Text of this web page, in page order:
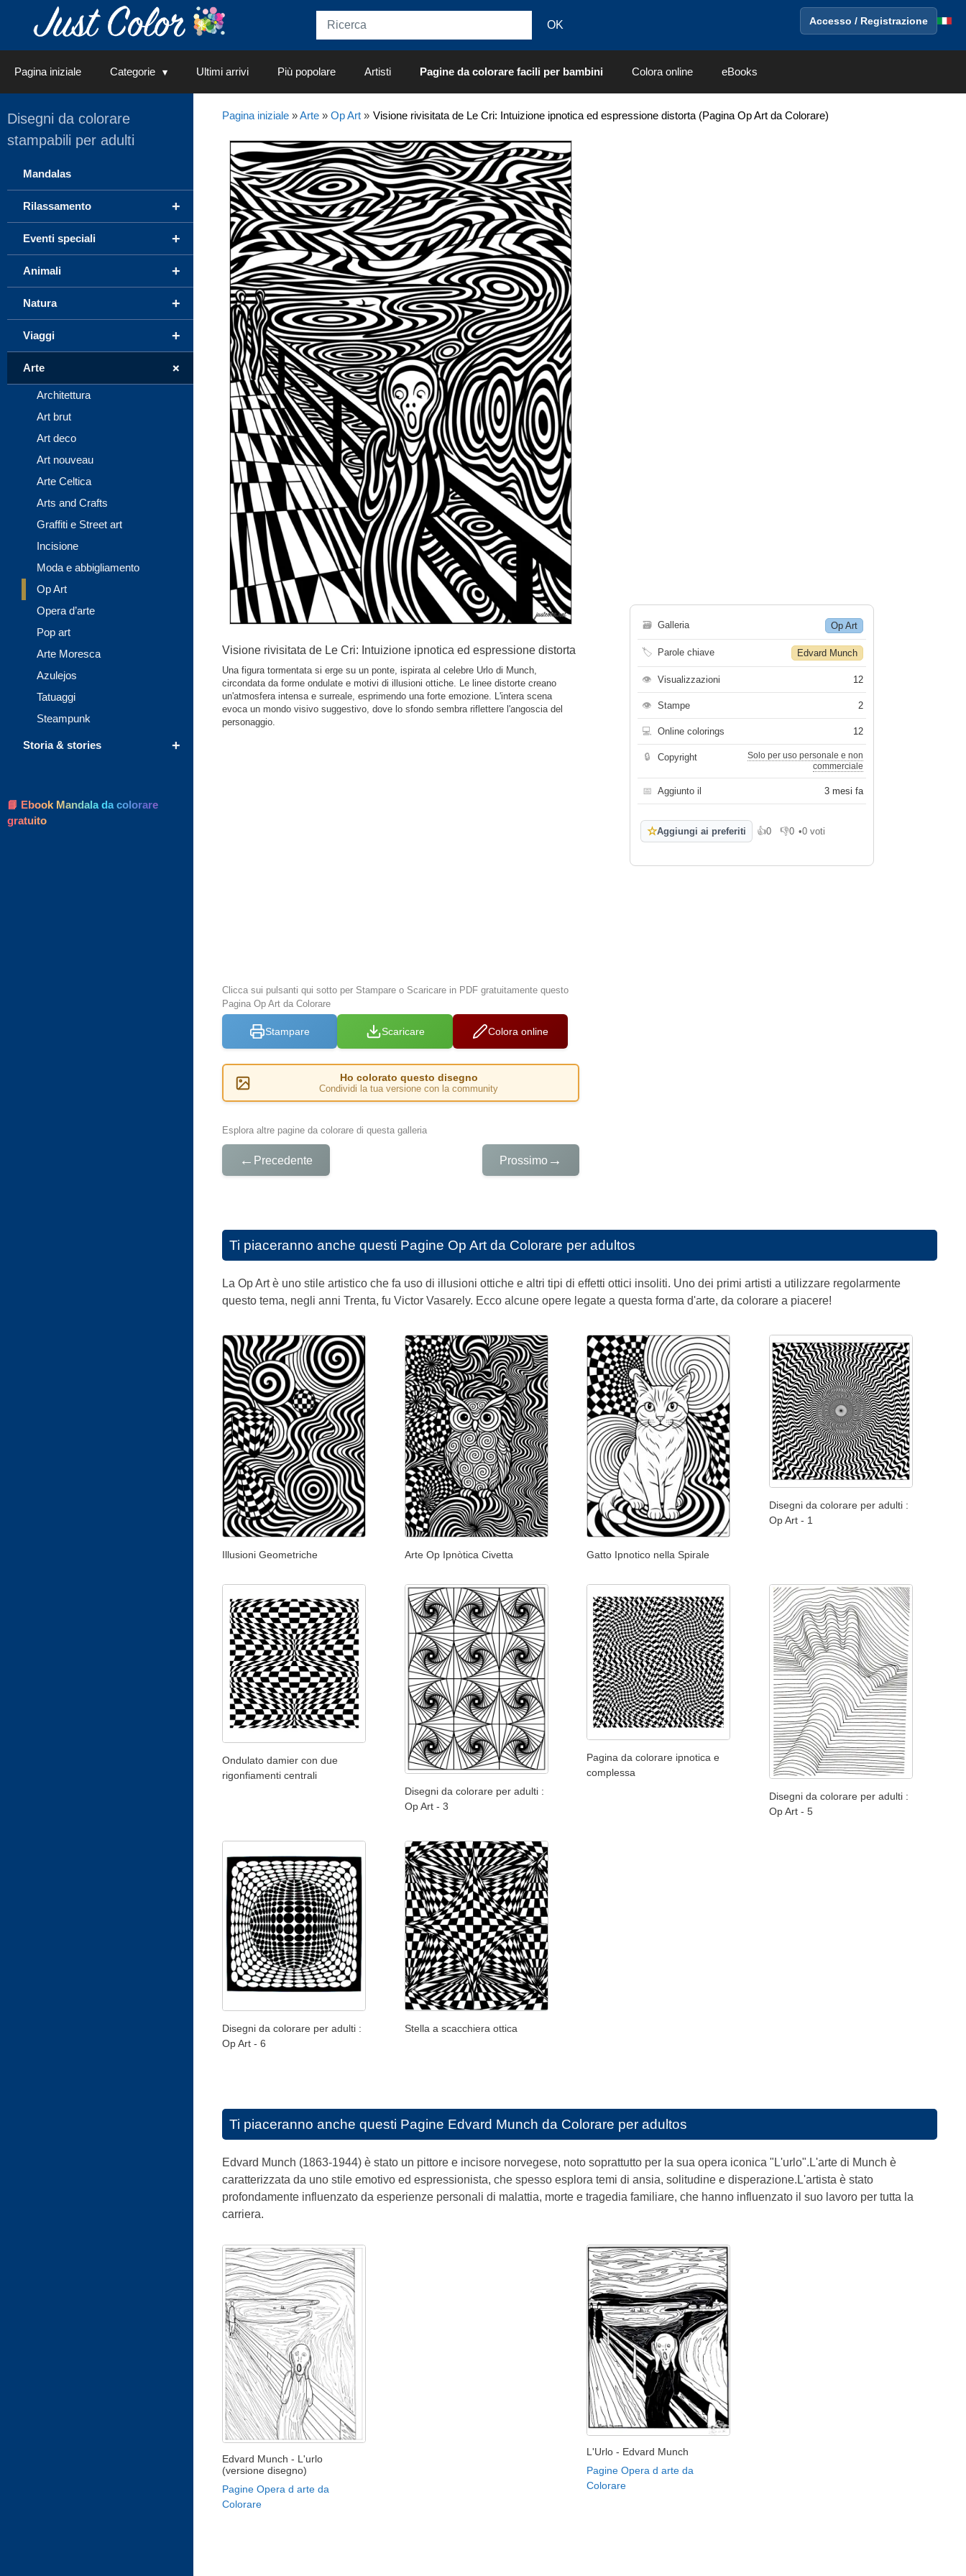
Accesso / Registrazione
Pagina iniziale Categorie Ultimi arrivi Più popolare Artisti Pagine da colorare facili per bambini Colora online eBooks
Pagina iniziale»Arte» Op Art» Visione rivisitata de Le Cri: Intuizione ipnotica ed espressione distorta (Pagina Op Art da Colorare)
Visione rivisitata de Le Cri: Intuizione ipnotica ed espressione distorta
Una figura tormentata si erge su un ponte, ispirata al celebre Urlo di Munch,
circondata da forme ondulate e motivi di illusioni ottiche. Le linee distorte creano
un'atmosfera intensa e surreale, esprimendo una forte emozione. L'intera scena
evoca un mondo visivo suggestivo, dove lo sfondo sembra riflettere l'angoscia del
personaggio.
Clicca sui pulsanti qui sotto per Stampare o Scaricare in PDF gratuitamente questo
Pagina Op Art da Colorare
Stampare Scaricare Colora online
Ho colorato questo disegno
Condividi la tua versione con la community
Esplora altre pagine da colorare di questa galleria
← Precedente Prossimo →
🗃 Galleria Op Art
🏷 Parole chiave Edvard Munch
👁 Visualizzazioni 12
👁 Stampe 2
💻 Online colorings 12
🔒 Copyright
Solo per uso personale e non
commerciale
📅 Aggiunto il 3 mesi fa
☆Aggiungi ai preferiti 👍0
Mi piace
👎0
Non mi piace
•0 voti
Ti piaceranno anche questi Pagine Op Art da Colorare per adultos
La Op Art è uno stile artistico che fa uso di illusioni ottiche e altri tipi di effetti ottici insoliti. Uno dei primi artisti a utilizzare regolarmente
questo tema, negli anni Trenta, fu Victor Vasarely. Ecco alcune opere legate a questa forma d'arte, da colorare a piacere!
Illusioni Geometriche Arte Op Ipnòtica Civetta Gatto Ipnotico nella Spirale
Disegni da colorare per adulti :
Op Art - 1
Ondulato damier con due
rigonfiamenti centrali
Disegni da colorare per adulti :
Op Art - 3
Pagina da colorare ipnotica e
complessa
Disegni da colorare per adulti :
Op Art - 5
Disegni da colorare per adulti :
Op Art - 6
Stella a scacchiera ottica
Ti piaceranno anche questi Pagine Edvard Munch da Colorare per adultos
Edvard Munch (1863-1944) è stato un pittore e incisore norvegese, noto soprattutto per la sua opera iconica "L'urlo".L'arte di Munch è
caratterizzata da uno stile emotivo ed espressionista, che spesso esplora temi di ansia, solitudine e disperazione.L'artista è stato
profondamente influenzato da esperienze personali di malattia, morte e tragedia familiare, che hanno influenzato il suo lavoro per tutta la
carriera.
Edvard Munch - L'urlo
(versione disegno)
Pagine Opera d arte da
Colorare
L'Urlo - Edvard Munch
Pagine Opera d arte da
Colorare
Disegni da colorare
stampabili per adulti
Mandalas
+
Rilassamento
+
Eventi speciali
+
Animali
+
Natura
+
Viaggi
+
Arte
Architettura
Art brut
Art deco
Art nouveau
Arte Celtica
Arts and Crafts
Graffiti e Street art
Incisione
Moda e abbigliamento
Op Art
Opera d’arte
Pop art
Arte Moresca
Azulejos
Tatuaggi
Steampunk
+
Storia & stories
📘 Ebook Mandala da colorare
gratuito